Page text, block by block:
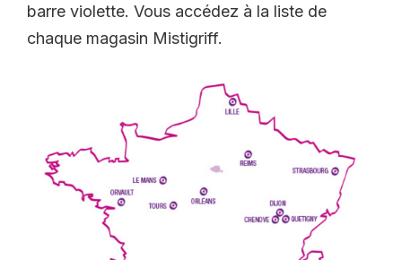
barre violette. Vous accédez à la liste de
chaque magasin Mistigriff.